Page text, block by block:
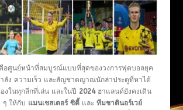
ศูนย์หน้าที่สมบูรณ์แบบที่สุดของวงการฟุตบอลยุค
ลัง ความเร็ว และสัญชาตญาณนักล่าประตูที่หาได้
งในทุกลีกที่เล่น และในปี 2024ฮาแลนด์ยังคงเดิน
ๆ ให้กับ แมนเชสเตอร์ ซิตี้และ ทีมชาตินอร์เวย์